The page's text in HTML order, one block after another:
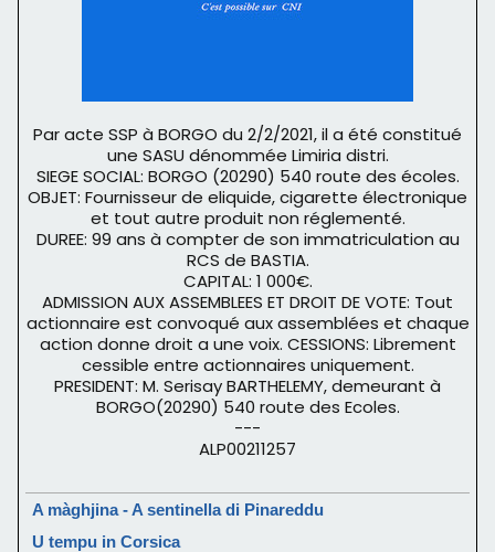
Par acte SSP à BORGO du 2/2/2021, il a été constitué
une SASU dénommée Limiria distri.
SIEGE SOCIAL: BORGO (20290) 540 route des écoles.
OBJET: Fournisseur de eliquide, cigarette électronique
et tout autre produit non réglementé.
DUREE: 99 ans à compter de son immatriculation au
RCS de BASTIA.
CAPITAL: 1 000€.
ADMISSION AUX ASSEMBLEES ET DROIT DE VOTE: Tout
actionnaire est convoqué aux assemblées et chaque
action donne droit a une voix. CESSIONS: Librement
cessible entre actionnaires uniquement.
PRESIDENT: M. Serisay BARTHELEMY, demeurant à
BORGO(20290) 540 route des Ecoles.
---
ALP00211257
A màghjina - A sentinella di Pinareddu
U tempu in Corsica